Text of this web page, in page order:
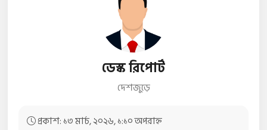
ডেস্ক রিপোর্ট
দেশজুড়ে
প্রকাশ: ১৩ মার্চ, ২০২৬, ১:১০ অপরাহ্ন